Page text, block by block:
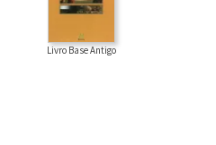
Livro Base Antigo